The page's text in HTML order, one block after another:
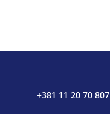
+381 11 20 70 807